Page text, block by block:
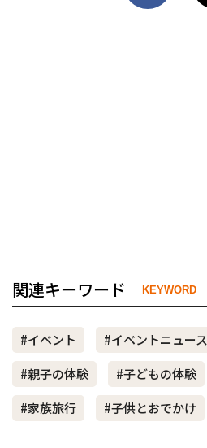
関連キーワード KEYWORD
#イベント #イベントニュース
#親子の体験
#子どもの体験
#家族旅行
#子供とおでかけ